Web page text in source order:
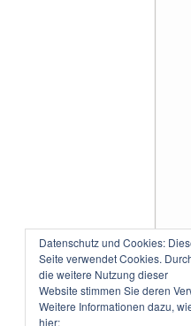
Datenschutz und Cookies:
Seite verwendet Cookies.
die weitere Nutzung dieser
Website stimmen Sie deren
Weitere Informationen dazu,
hier: